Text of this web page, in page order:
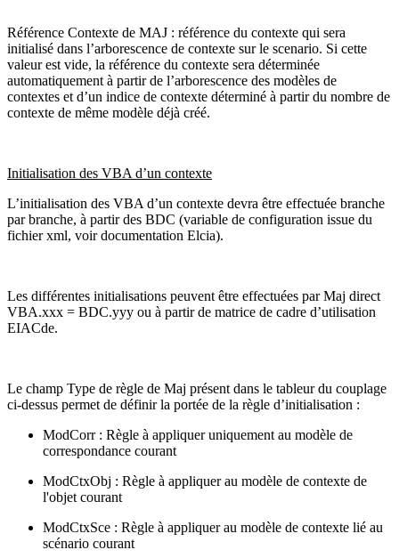
Référence Contexte de MAJ : référence du contexte qui sera
initialisé dans l’arborescence de contexte sur le scenario. Si cette
valeur est vide, la référence du contexte sera déterminée
automatiquement à partir de l’arborescence des modèles de
contextes et d’un indice de contexte déterminé à partir du nombre de
contexte de même modèle déjà créé.
Initialisation des VBA d’un contexte
L’initialisation des VBA d’un contexte devra être effectuée branche
par branche, à partir des BDC (variable de configuration issue du
fichier xml, voir documentation Elcia).
Les différentes initialisations peuvent être effectuées par Maj direct
VBA.xxx = BDC.yyy ou à partir de matrice de cadre d’utilisation
EIACde.
Le champ Type de règle de Maj présent dans le tableur du couplage
ci-dessus permet de définir la portée de la règle d’initialisation :
ModCorr : Règle à appliquer uniquement au modèle de
correspondance courant
ModCtxObj : Règle à appliquer au modèle de contexte de
l'objet courant
ModCtxSce : Règle à appliquer au modèle de contexte lié au
scénario courant